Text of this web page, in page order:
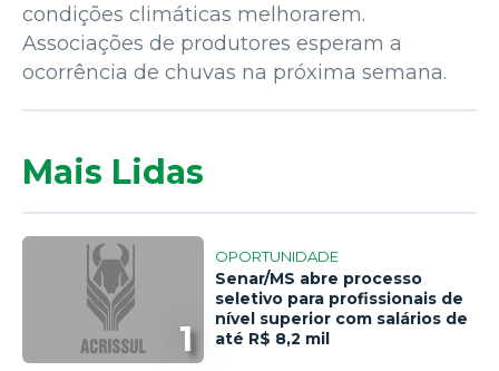
condições climáticas melhorarem.
Associações de produtores esperam a
ocorrência de chuvas na próxima semana.
Mais Lidas
1
OPORTUNIDADE
Senar/MS abre processo
seletivo para profissionais de
nível superior com salários de
até R$ 8,2 mil